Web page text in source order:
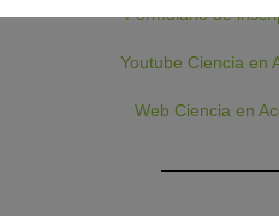
Formulario de
Youtube Ciencia en
Web Ciencia en